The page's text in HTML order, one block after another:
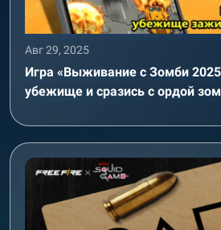
Авг 29, 2025
Игра «Выживание с Зомби
убежище и сразись с ордой